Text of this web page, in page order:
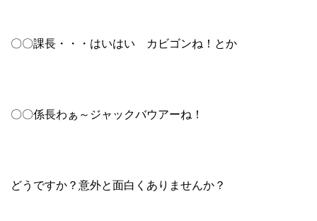
〇〇課長・・・はいはい カビゴンね！とか
〇〇係長わぁ～ジャックバウアーね！
どうですか？意外と面白くありませんか？